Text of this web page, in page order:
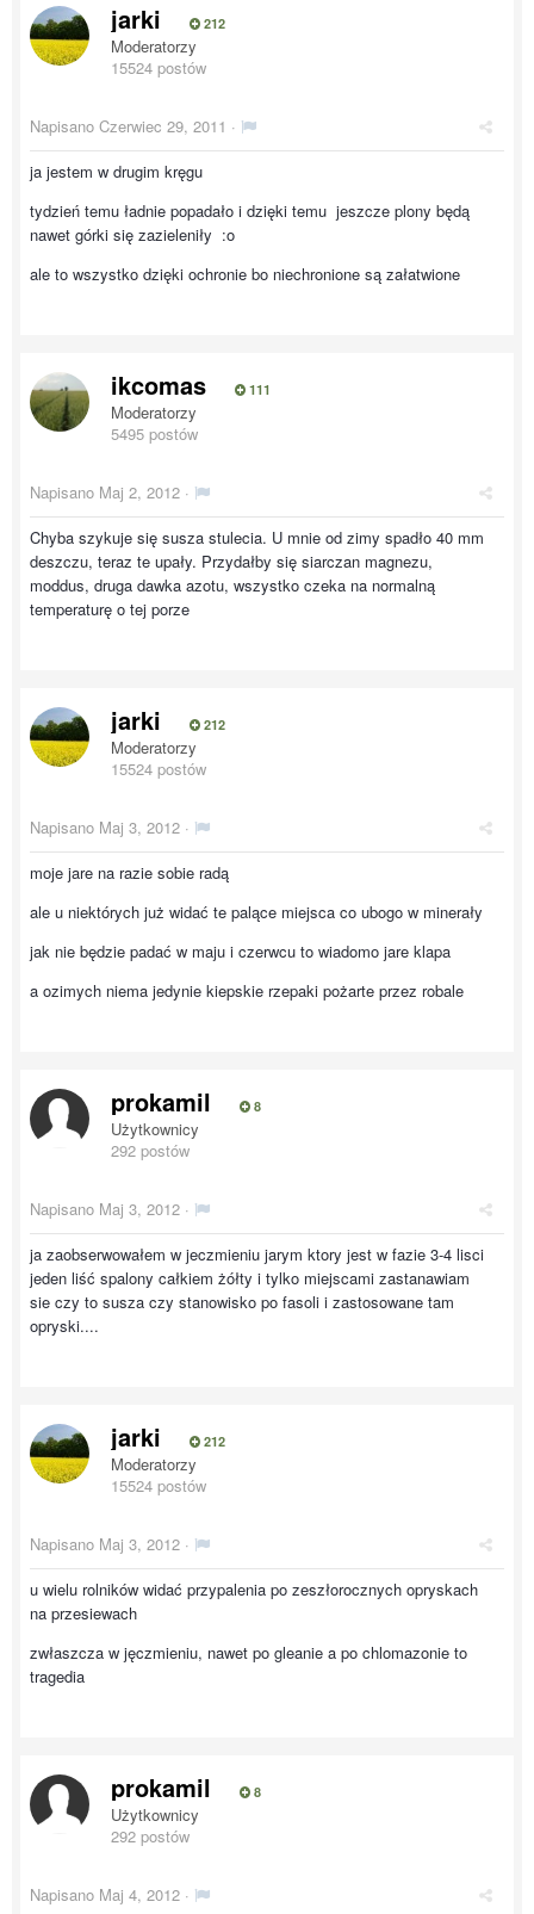
jarki 212
Moderatorzy
15524 postów
Napisano Czerwiec 29, 2011 ·
ja jestem w drugim kręgu
tydzień temu ładnie popadało i dzięki temu jeszcze plony będą
nawet górki się zazieleniły :o
ale to wszystko dzięki ochronie bo niechronione są załatwione
ikcomas 111
Moderatorzy
5495 postów
Napisano Maj 2, 2012 ·
Chyba szykuje się susza stulecia. U mnie od zimy spadło 40 mm
deszczu, teraz te upały. Przydałby się siarczan magnezu,
moddus, druga dawka azotu, wszystko czeka na normalną
temperaturę o tej porze
jarki 212
Moderatorzy
15524 postów
Napisano Maj 3, 2012 ·
moje jare na razie sobie radą
ale u niektórych już widać te palące miejsca co ubogo w minerały
jak nie będzie padać w maju i czerwcu to wiadomo jare klapa
a ozimych niema jedynie kiepskie rzepaki pożarte przez robale
prokamil 8
Użytkownicy
292 postów
Napisano Maj 3, 2012 ·
ja zaobserwowałem w jeczmieniu jarym ktory jest w fazie 3-4 lisci
jeden liść spalony całkiem żółty i tylko miejscami zastanawiam
sie czy to susza czy stanowisko po fasoli i zastosowane tam
opryski....
jarki 212
Moderatorzy
15524 postów
Napisano Maj 3, 2012 ·
u wielu rolników widać przypalenia po zeszłorocznych opryskach
na przesiewach
zwłaszcza w jęczmieniu, nawet po gleanie a po chlomazonie to
tragedia
prokamil 8
Użytkownicy
292 postów
Napisano Maj 4, 2012 ·